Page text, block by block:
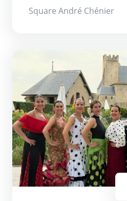
Square André Chénier